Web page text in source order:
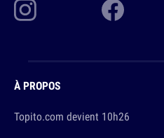
À PROPOS
Topito.com devient 10h26